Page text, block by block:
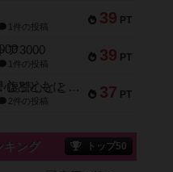
39 PT
1件の投稿
39 PT
ア3000
1件の投稿
37 PT
フリップ７：復讐心とともに
2件の投稿
キング トップ50